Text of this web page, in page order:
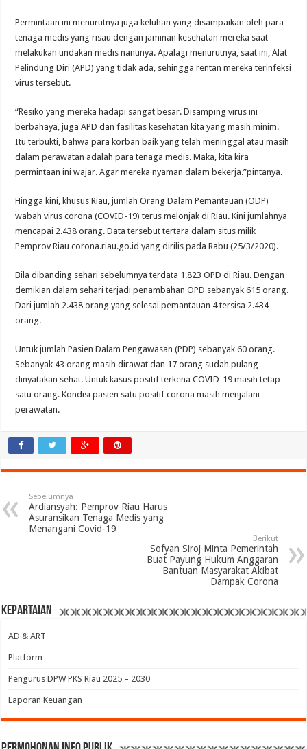
Permintaan ini menurutnya juga keluhan yang disampaikan oleh para
tenaga medis yang risau dengan jaminan kesehatan mereka saat
melakukan tindakan medis nantinya. Apalagi menurutnya, saat ini, Alat
Pelindung Diri (APD) yang tidak ada, sehingga rentan mereka terinfeksi
virus tersebut.
“Resiko yang mereka hadapi sangat besar. Disamping virus ini
berbahaya, juga APD dan fasilitas kesehatan kita yang masih minim.
Itu terbukti, bahwa para korban baik yang telah meninggal atau masih
dalam perawatan adalah para tenaga medis. Maka, kita kira
permintaan ini wajar. Agar mereka nyaman dalam bekerja.”pintanya.
Hingga kini, khusus Riau, jumlah Orang Dalam Pemantauan (ODP)
wabah virus corona (COVID-19) terus melonjak di Riau. Kini jumlahnya
mencapai 2.438 orang. Data tersebut tertara dalam situs milik
Pemprov Riau corona.riau.go.id yang dirilis pada Rabu (25/3/2020).
Bila dibanding sehari sebelumnya terdata 1.823 OPD di Riau. Dengan
demikian dalam sehari terjadi penambahan OPD sebanyak 615 orang.
Dari jumlah 2.438 orang yang selesai pemantauan 4 tersisa 2.434
orang.
Untuk jumlah Pasien Dalam Pengawasan (PDP) sebanyak 60 orang.
Sebanyak 43 orang masih dirawat dan 17 orang sudah pulang
dinyatakan sehat. Untuk kasus positif terkena COVID-19 masih tetap
satu orang. Kondisi pasien satu positif corona masih menjalani
perawatan.
Sebelumnya
Ardiansyah: Pemprov Riau Harus
Asuransikan Tenaga Medis yang
Menangani Covid-19
Berikut
Sofyan Siroj Minta Pemerintah
Buat Payung Hukum Anggaran
Bantuan Masyarakat Akibat
Dampak Corona
Kepartaian
AD & ART
Platform
Pengurus DPW PKS Riau 2025 – 2030
Laporan Keuangan